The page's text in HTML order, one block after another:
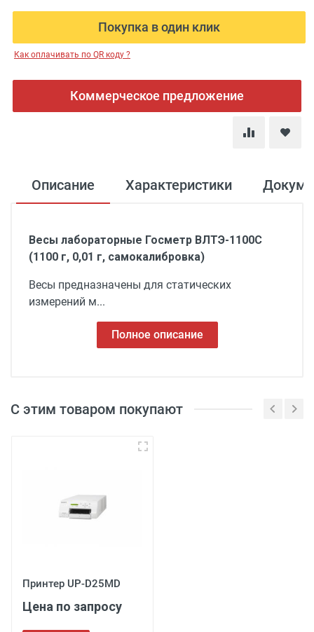
Покупка в один клик
Как оплачивать по QR коду ?
Коммерческое предложение
Описание Характеристики
Весы лабораторные Госметр ВЛТЭ-1100С
(1100 г, 0,01 г, самокалибровка)
Весы предназначены для статических
измерений м...
Полное описание
С этим товаром покупают
Принтер UP-D25MD
Цена по запросу